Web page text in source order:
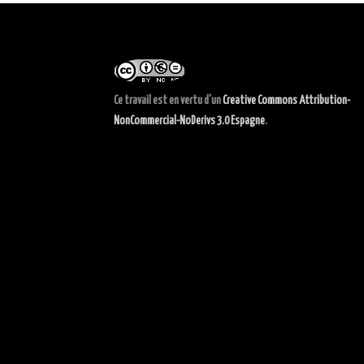
Ce travail est en vertu d'unCreative Commons Attribution-
NonCommercial-NoDerivs 3.0 Espagne.